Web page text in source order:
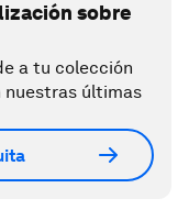
sobre
a tu colección
nuestras últimas